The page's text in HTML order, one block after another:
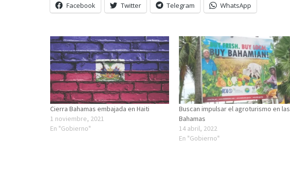
Facebook Twitter Telegram WhatsApp
Cierra Bahamas embajada en Haiti
1 noviembre, 2021
En "Gobierno"
Buscan impulsar el agroturismo en las
Bahamas
14 abril, 2022
En "Gobierno"